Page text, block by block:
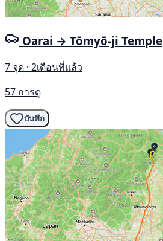
Oarai → Tōmyō-ji Temple
7 จุด · 2เดือนที่แล้ว
57 การดู
บันทึก